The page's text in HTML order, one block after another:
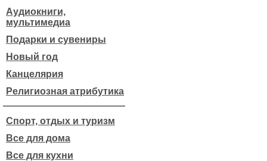
Аудиокниги,
мультимедиа
Подарки и сувениры
Новый год
Канцелярия
Религиозная атрибутика
Спорт, отдых и туризм
Все для дома
Все для кухни